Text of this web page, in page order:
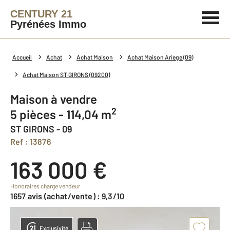
CENTURY 21
Pyrénées Immo
Accueil Achat Achat Maison Achat Maison Ariege (09)
Achat Maison ST GIRONS (09200)
Maison à vendre
5 pièces - 114,04 m2
ST GIRONS - 09
Ref : 13876
163 000 €
Honoraires charge vendeur
1657 avis (achat/vente) : 9,3/10
Exclusivité